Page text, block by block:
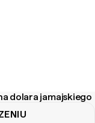
dolara jamajskiego